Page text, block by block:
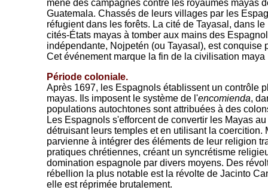
mène des campagnes contre les royaumes mayas
Guatemala. Chassés de leurs villages par les
réfugient dans les forêts. La cité de Tayasal, dans
cités-États mayas à tomber aux mains des
indépendante, Nojpetén (ou Tayasal), est conquise
Cet événement marque la fin de la civilisation
Période coloniale.
Après 1697, les Espagnols établissent un contrôle
mayas. Ils imposent le système de l'encomienda,
populations autochtones sont attribuées à des
Les Espagnols s'efforcent de convertir les Mayas
détruisant leurs temples et en utilisant la coercition.
parvienne à intégrer des éléments de leur religion
pratiques chrétiennes, créant un syncrétisme
domination espagnole par divers moyens. Des
rébellion la plus notable est la révolte de Jacinto
elle est réprimée brutalement.